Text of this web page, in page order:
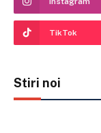
TikTok
Stiri noi